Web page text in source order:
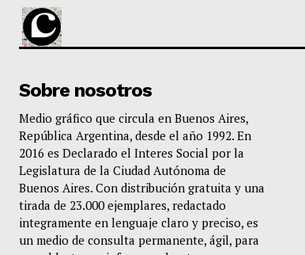
Sobre nosotros
Medio gráfico que circula en Buenos Aires,
República Argentina, desde el año 1992. En
2016 es Declarado el Interes Social por la
Legislatura de la Ciudad Autónoma de
Buenos Aires. Con distribución gratuita y una
tirada de 23.000 ejemplares, redactado
integramente en lenguaje claro y preciso, es
un medio de consulta permanente, ágil, para